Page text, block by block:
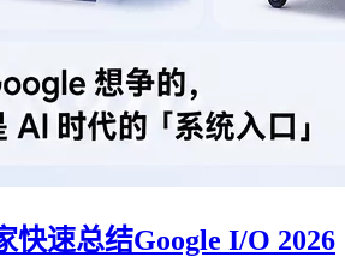
快速总结Google I/O 2026